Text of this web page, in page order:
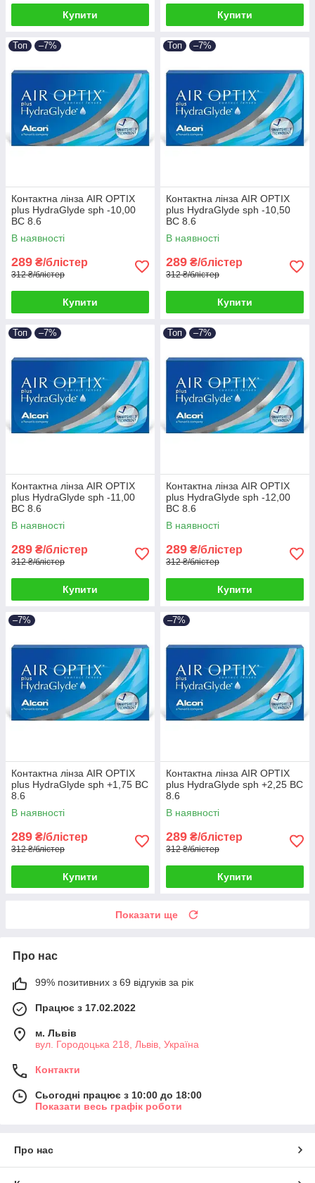
Купити Купити
Топ –7%
Контактна лінза AIR OPTIX
plus HydraGlyde sph -10,00
BC 8.6
В наявності
289 ₴/блістер
312 ₴/блістер
Купити
Топ –7%
Контактна лінза AIR OPTIX
plus HydraGlyde sph -10,50
BC 8.6
В наявності
289 ₴/блістер
312 ₴/блістер
Купити
Топ –7%
Контактна лінза AIR OPTIX
plus HydraGlyde sph -11,00
BC 8.6
В наявності
289 ₴/блістер
312 ₴/блістер
Купити
Топ –7%
Контактна лінза AIR OPTIX
plus HydraGlyde sph -12,00
BC 8.6
В наявності
289 ₴/блістер
312 ₴/блістер
Купити
–7%
Контактна лінза AIR OPTIX
plus HydraGlyde sph +1,75 BC
8.6
В наявності
289 ₴/блістер
312 ₴/блістер
Купити
–7%
Контактна лінза AIR OPTIX
plus HydraGlyde sph +2,25 BC
8.6
В наявності
289 ₴/блістер
312 ₴/блістер
Купити
Показати ще
Про нас
99% позитивних з 69 відгуків за рік
Працює з 17.02.2022
м. Львів
вул. Городоцька 218, Львів, Україна
Контакти
Сьогодні працює з 10:00 до 18:00
Показати весь графік роботи
Про нас